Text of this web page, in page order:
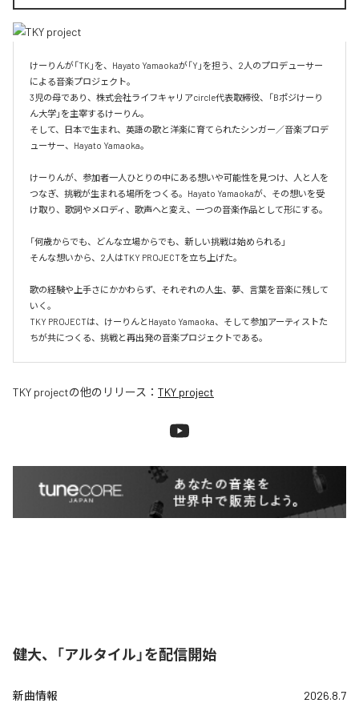
けーりんが「TK」を、Hayato Yamaokaが「Y」を担う、2人のプロデューサー
による音楽プロジェクト。
3児の母であり、株式会社ライフキャリアcircle代表取締役、「Bポジけーり
ん大学」を主宰するけーりん。
そして、日本で生まれ、英語の歌と洋楽に育てられたシンガー／音楽プロデ
ューサー、Hayato Yamaoka。
けーりんが、参加者一人ひとりの中にある想いや可能性を見つけ、人と人を
つなぎ、挑戦が生まれる場所をつくる。Hayato Yamaokaが、その想いを受
け取り、歌詞やメロディ、歌声へと変え、一つの音楽作品として形にする。
「何歳からでも、どんな立場からでも、新しい挑戦は始められる」
そんな想いから、2人はTKY PROJECTを立ち上げた。
歌の経験や上手さにかかわらず、それぞれの人生、夢、言葉を音楽に残して
いく。
TKY PROJECTは、けーりんとHayato Yamaoka、そして参加アーティストた
ちが共につくる、挑戦と再出発の音楽プロジェクトである。
TKY projectの他のリリース： TKY project
健大、「アルタイル」を配信開始
新曲情報 2026.8.7